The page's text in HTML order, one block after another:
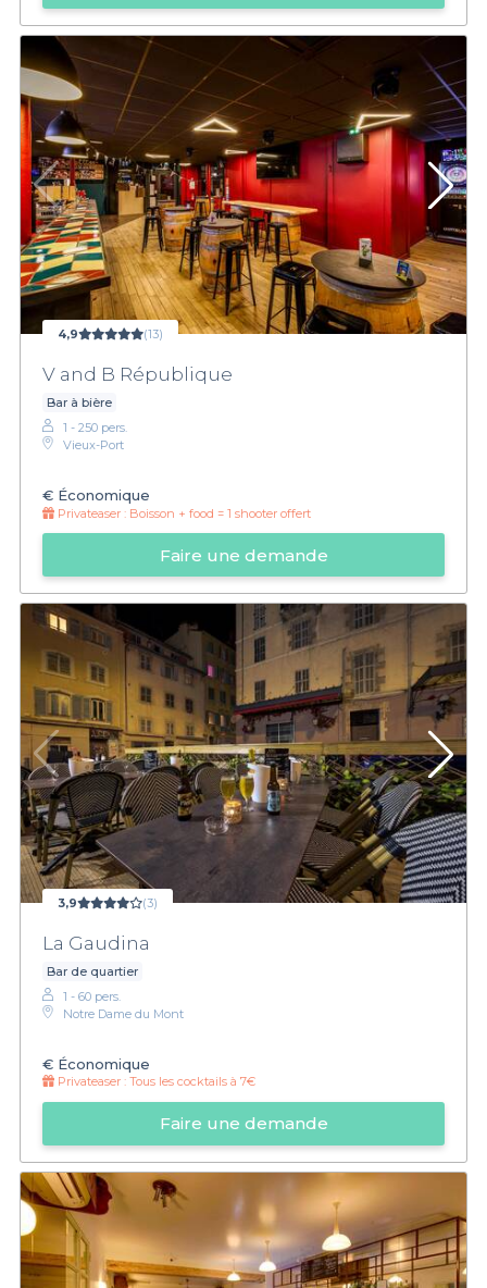
4,9 (13)
V and B République
Bar à bière
1 - 250 pers.
Vieux-Port
€ Économique
Privateaser : Boisson + food = 1 shooter offert
Faire une demande
3,9 (3)
La Gaudina
Bar de quartier
1 - 60 pers.
Notre Dame du Mont
€ Économique
Privateaser : Tous les cocktails à 7€
Faire une demande